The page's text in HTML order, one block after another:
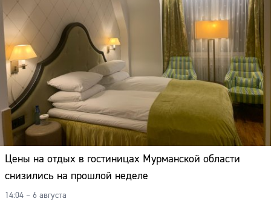
Цены на отдых в гостиницах Мурманской области
снизились на прошлой неделе
14:04 – 6 августа